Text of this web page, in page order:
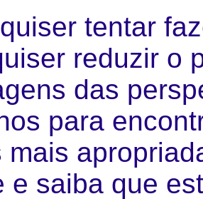
tentar
reduzir o
das
para
mais
e saiba que